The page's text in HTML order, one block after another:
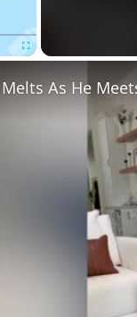
As He